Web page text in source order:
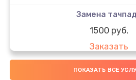
Замена
1500 руб.
Заказать
Замена южного
ПОКАЗАТЬ ВСЕ